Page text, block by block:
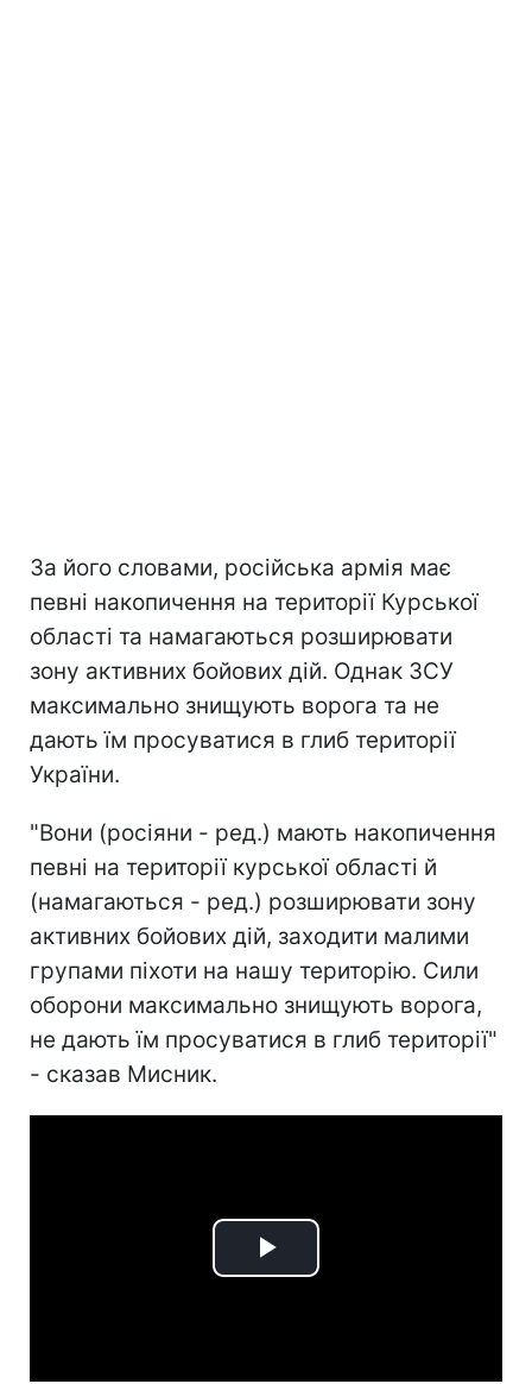
За його словами, російська армія має
певні накопичення на території Курської
області та намагаються розширювати
зону активних бойових дій. Однак ЗСУ
максимально знищують ворога та не
дають їм просуватися в глиб території
України.
"Вони (росіяни - ред.) мають накопичення
певні на території курської області й
(намагаються - ред.) розширювати зону
активних бойових дій, заходити малими
групами піхоти на нашу територію. Сили
оборони максимально знищують ворога,
не дають їм просуватися в глиб території"
- сказав Мисник.
Play